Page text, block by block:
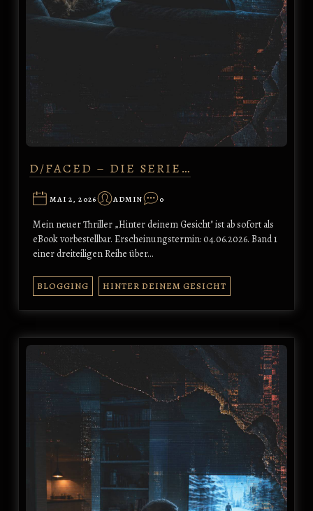
D/FACED – DIE SERIE…
MAI 2, 2026 ADMIN 0
Mein neuer Thriller „Hinter deinem Gesicht" ist ab sofort als
eBook vorbestellbar. Erscheinungstermin: 04.06.2026. Band 1
einer dreiteiligen Reihe über…
BLOGGING HINTER DEINEM GESICHT